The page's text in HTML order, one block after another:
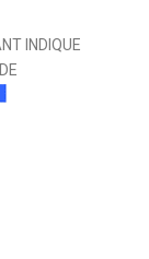
INDIQUE